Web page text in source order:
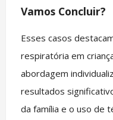
Vamos Concluir?
Esses casos
respiratória em
abordagem
resultados
da família e o uso de